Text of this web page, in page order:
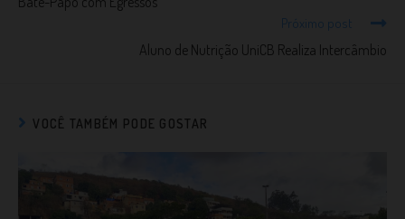
Próximo post
Aluno de Nutrição UniCB Realiza Intercâmbio
VOCÊ TAMBÉM PODE GOSTAR